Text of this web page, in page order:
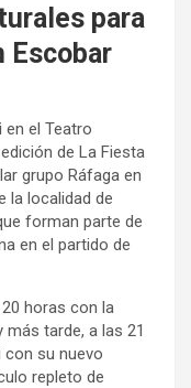
para
Escobar
en el Teatro
de La Fiesta
grupo Ráfaga en
la localidad de
forman parte de
en el partido de
horas con la
más tarde, a las 21
con su nuevo
repleto de